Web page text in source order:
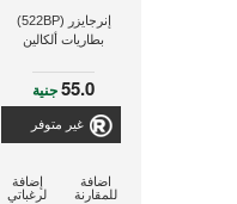
إنرجايزر (522BP)
بطاريات ألكالين
55.0جنية
غير متوفر
إضافة
لرغباتي
اضافة
للمقارنة